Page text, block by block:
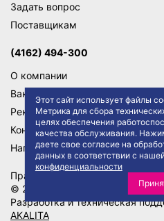
Этот сайт использует файлы
Метрика для сбора
целях обеспечения
качества обслуживания.
даете свое согласие на
данных в соответствии с
конфиденциальности
Задать вопрос
Поставщикам
(4162) 494-300
О компании
Вакансии
Реквизиты
Контакты
Написать директору
Правила сайта
Политика
© 2026 АО "ТД ТРАКТ"
Разработка и техническая
AKALITA